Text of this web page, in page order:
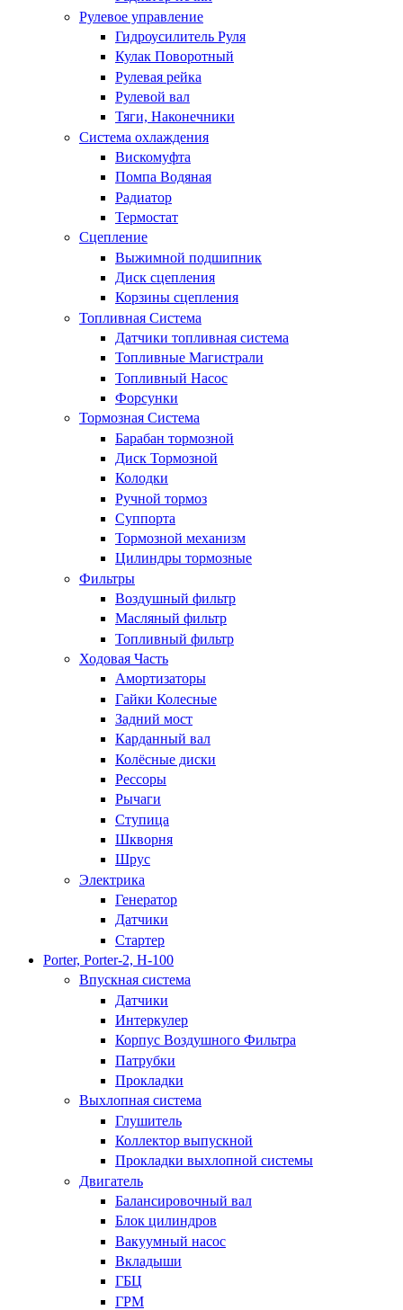
Рулевое управление
Гидроусилитель Руля
Кулак Поворотный
Рулевая рейка
Рулевой вал
Тяги, Наконечники
Система охлаждения
Вискомуфта
Помпа Водяная
Радиатор
Термостат
Сцепление
Выжимной подшипник
Диск сцепления
Корзины сцепления
Топливная Система
Датчики топливная система
Топливные Магистрали
Топливный Насос
Форсунки
Тормозная Система
Барабан тормозной
Диск Тормозной
Колодки
Ручной тормоз
Суппорта
Тормозной механизм
Цилиндры тормозные
Фильтры
Воздушный фильтр
Масляный фильтр
Топливный фильтр
Ходовая Часть
Амортизаторы
Гайки Колесные
Задний мост
Карданный вал
Колёсные диски
Рессоры
Рычаги
Ступица
Шкворня
Шрус
Электрика
Генератор
Датчики
Стартер
Porter, Porter-2, H-100
Впускная система
Датчики
Интеркулер
Корпус Воздушного Фильтра
Патрубки
Прокладки
Выхлопная система
Глушитель
Коллектор выпускной
Прокладки выхлопной системы
Двигатель
Балансировочный вал
Блок цилиндров
Вакуумный насос
Вкладыши
ГБЦ
ГРМ